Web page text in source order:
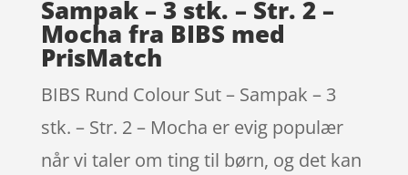
Sampak – 3 stk. – Str. 2 –
Mocha fra BIBS med
PrisMatch
BIBS Rund Colour Sut – Sampak – 3
stk. – Str. 2 – Mocha er evig populær
når vi taler om ting til børn, og det kan